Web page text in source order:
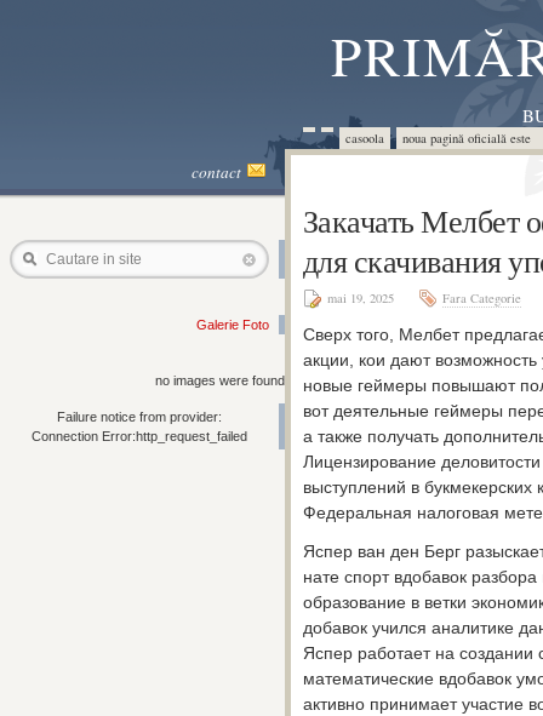
casoola noua pagină oficială
contact
Cautare in site
Galerie Foto
no images were found
Failure notice from provider:
Connection Error:http_request_failed
Закачать Мелбет
для скачивания
mai 19, 2025 Fara Categorie
Сверх того, Мелбет
акции, кои дают
новые геймеры повышают
вот деятельные геймеры
а также получать
Лицензирование
выступлений в букмекерских
Федеральная налоговая
Яспер ван ден Берг
нате спорт вдобавок
образование в ветки
добавок учился аналитике
Яспер работает на создании
математические вдобавок
активно принимает участие